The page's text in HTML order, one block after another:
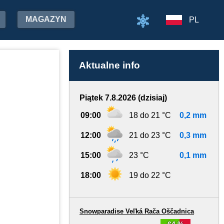
MAGAZYN PL
Aktualne info
Piątek 7.8.2026 (dzisiaj)
09:00 18 do 21 °C 0,2 mm
12:00 21 do 23 °C 0,3 mm
15:00 23 °C 0,1 mm
18:00 19 do 22 °C
Snowparadise Veľká Rača Oščadnica